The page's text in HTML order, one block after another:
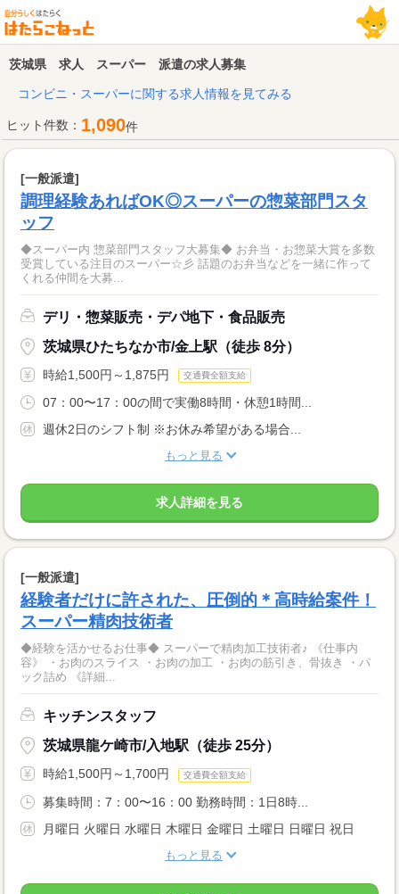
茨城県 求人 スーパー 派遣の求人募集
コンビニ・スーパーに関する求人情報を見てみる
ヒット件数： 1,090件
[一般派遣]
調理経験あればOK◎スーパーの惣菜部門スタ
ッフ
◆スーパー内 惣菜部門スタッフ大募集◆ お弁当・お惣菜大賞を多数
受賞している注目のスーパー☆彡 話題のお弁当などを一緒に作って
くれる仲間を大募...
デリ・惣菜販売・デパ地下・食品販売
茨城県ひたちなか市/金上駅（徒歩 8分）
時給1,500円～1,875円 交通費全額支給
07：00〜17：00の間で実働8時間・休憩1時間...
週休2日のシフト制 ※お休み希望がある場合...
もっと見る
求人詳細を見る
[一般派遣]
経験者だけに許された、圧倒的＊高時給案件！
スーパー精肉技術者
◆経験を活かせるお仕事◆ スーパーで精肉加工技術者♪ 《仕事内
容》 ・お肉のスライス ・お肉の加工 ・お肉の筋引き、骨抜き ・パ
ック詰め 《詳細...
キッチンスタッフ
茨城県龍ケ崎市/入地駅（徒歩 25分）
時給1,500円～1,700円 交通費全額支給
募集時間：7：00〜16：00 勤務時間：1日8時...
月曜日 火曜日 水曜日 木曜日 金曜日 土曜日 日曜日 祝日
もっと見る